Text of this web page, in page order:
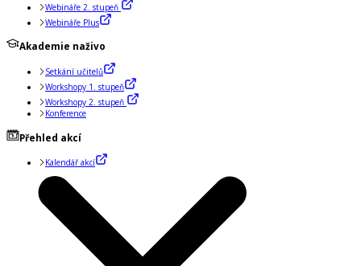
Webináře 2. stupeň
Webináře Plus
Akademie naživo
Setkání učitelů
Workshopy 1. stupeň
Workshopy 2. stupeň
Konference
Přehled akcí
Kalendář akcí